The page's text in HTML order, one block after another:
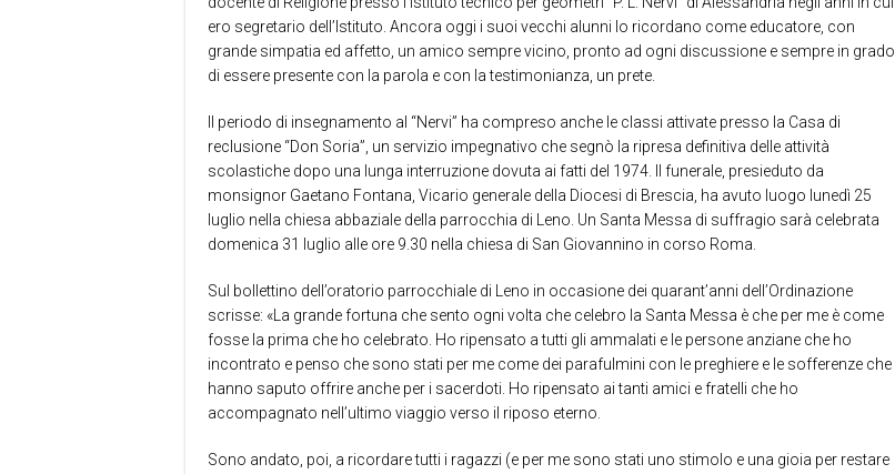
ero segretario dell’Istituto. Ancora oggi i suoi vecchi alunni lo ricordano come educatore, con
grande simpatia ed affetto, un amico sempre vicino, pronto ad ogni discussione e sempre in grado
di essere presente con la parola e con la testimonianza, un prete.
Il periodo di insegnamento al “Nervi” ha compreso anche le classi attivate presso la Casa di
reclusione “Don Soria”, un servizio impegnativo che segnò la ripresa definitiva delle attività
scolastiche dopo una lunga interruzione dovuta ai fatti del 1974. Il funerale, presieduto da
monsignor Gaetano Fontana, Vicario generale della Diocesi di Brescia, ha avuto luogo lunedì 25
luglio nella chiesa abbaziale della parrocchia di Leno. Un Santa Messa di suffragio sarà celebrata
domenica 31 luglio alle ore 9.30 nella chiesa di San Giovannino in corso Roma.
Sul bollettino dell’oratorio parrocchiale di Leno in occasione dei quarant’anni dell’Ordinazione
scrisse: «La grande fortuna che sento ogni volta che celebro la Santa Messa è che per me è come
fosse la prima che ho celebrato. Ho ripensato a tutti gli ammalati e le persone anziane che ho
incontrato e penso che sono stati per me come dei parafulmini con le preghiere e le sofferenze che
hanno saputo offrire anche per i sacerdoti. Ho ripensato ai tanti amici e fratelli che ho
accompagnato nell’ultimo viaggio verso il riposo eterno.
Sono andato, poi, a ricordare tutti i ragazzi (e per me sono stati uno stimolo e una gioia per restare